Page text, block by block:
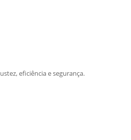
eficiência e segurança.